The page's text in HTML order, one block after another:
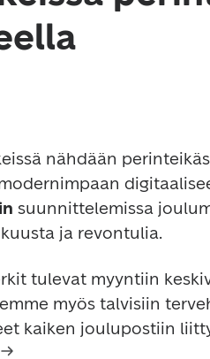
nähdään
suunnittelemissa
ja revontulia.
tulevat myyntiin
myös talvisiin
kaiken joulupostiin